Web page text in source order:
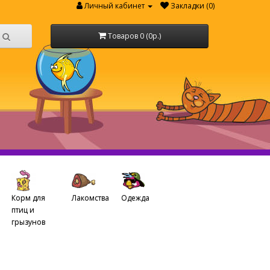
Личный кабинет Закладки (0)
Товаров 0 (0р.)
Корм для
птиц и
грызунов
Лакомства Одежда